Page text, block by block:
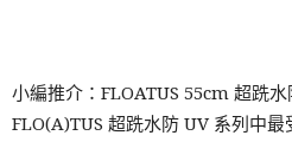
小編推介：FLOATUS 55cm 超跣
FLO(A)TUS 超跣水防 UV 系列中